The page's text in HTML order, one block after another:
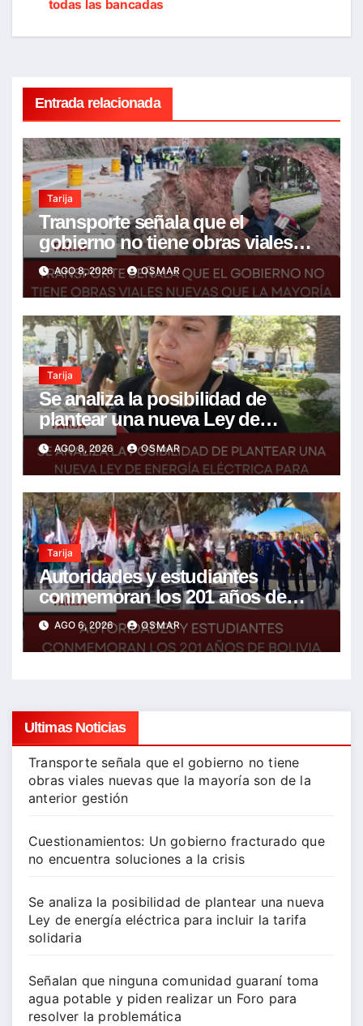
todas las bancadas
Entrada relacionada
Tarija
Transporte señala que el
gobierno no tiene obras viales
nuevas que la mayoría son de la
anterior gestión
AGO 8, 2026 OSMAR
Tarija
Se analiza la posibilidad de
plantear una nueva Ley de
energía eléctrica para incluir la
tarifa solidaria
AGO 8, 2026 OSMAR
Tarija
Autoridades y estudiantes
conmemoran los 201 años de
Bolivia con la esperanza de un
mejor futuro
AGO 6, 2026 OSMAR
Ultimas Noticias
Transporte señala que el gobierno no tiene
obras viales nuevas que la mayoría son de la
anterior gestión
Cuestionamientos: Un gobierno fracturado que
no encuentra soluciones a la crisis
Se analiza la posibilidad de plantear una nueva
Ley de energía eléctrica para incluir la tarifa
solidaria
Señalan que ninguna comunidad guaraní toma
agua potable y piden realizar un Foro para
resolver la problemática